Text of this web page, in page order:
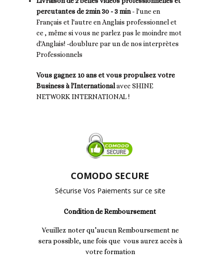
percutantes de 2min 30 - 3 min- l'une en
Français et l'autre en Anglais professionnel et
ce , même si vous ne parlez pas le moindre mot
d'Anglais! -doublure par un de nos interprètes
Professionnels
Vous gagnez 10 ans et vous propulsez votre
Business à l'Internationalavec SHINE
NETWORK INTERNATIONAL !
COMODO SECURE
Sécurise Vos Paiements sur ce site
Condition de Remboursement
Veuillez noter qu’aucun Remboursement ne
sera possible, une fois que vous aurez accès à
votre formation